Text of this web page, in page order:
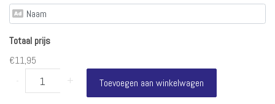
Totaal prijs
€11,95
-
Knuffeltje
konijn
+ Toevoegen aan winkelwagen